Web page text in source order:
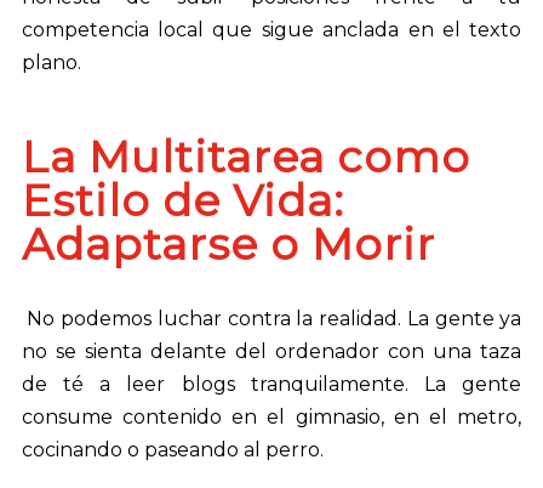
competencia local que sigue anclada en el texto
plano.
La Multitarea como
Estilo de Vida:
Adaptarse o Morir
No podemos luchar contra la realidad. La gente ya
no se sienta delante del ordenador con una taza
de té a leer blogs tranquilamente. La gente
consume contenido en el gimnasio, en el metro,
cocinando o paseando al perro.